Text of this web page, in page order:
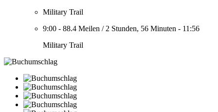
Military Trail
9:00 - 88.4 Meilen / 2 Stunden, 56 Minuten - 11:56
Military Trail